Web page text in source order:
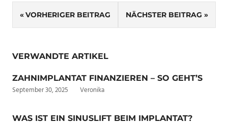
Beitragsnavigation
VORHERIGER BEITRAG NÄCHSTER BEITRAG
VERWANDTE ARTIKEL
ZAHNIMPLANTAT FINANZIEREN – SO GEHT’S
September 30, 2025 Veronika
WAS IST EIN SINUSLIFT BEIM IMPLANTAT?